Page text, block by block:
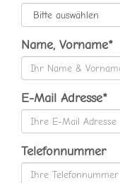
Name, Vorname*
E-Mail Adresse*
Telefonnummer